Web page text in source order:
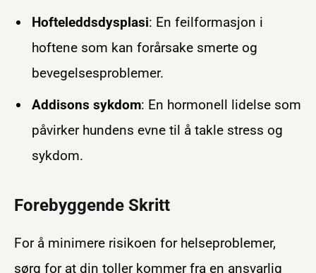
Hofteleddsdysplasi: En feilformasjon i
hoftene som kan forårsake smerte og
bevegelsesproblemer.
Addisons sykdom: En hormonell lidelse som
påvirker hundens evne til å takle stress og
sykdom.
Forebyggende Skritt
For å minimere risikoen for helseproblemer,
sørg for at din toller kommer fra en ansvarlig